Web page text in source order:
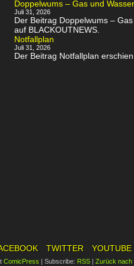
Doppelwums – Gas und
Juli 31, 2026
Der Beitrag Doppelwums –
auf BLACKOUTNEWS.
Notfallplan
Juli 31, 2026
Der Beitrag Notfallplan
TWITTER YOUTUBE
ComicPress | Subscribe: RSS | Zurück nach